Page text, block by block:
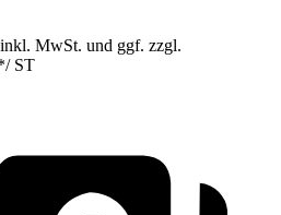
MwSt. und ggf. zzgl.
/ ST